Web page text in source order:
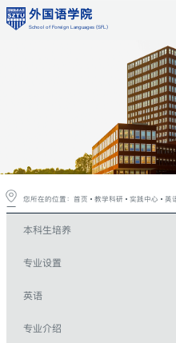
外国语学院
School of Foreign
本科生培养
专业设置
英语
专业介绍